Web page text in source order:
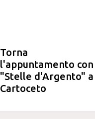
Torna
l'appuntamento con
"Stelle d'Argento" a
Cartoceto